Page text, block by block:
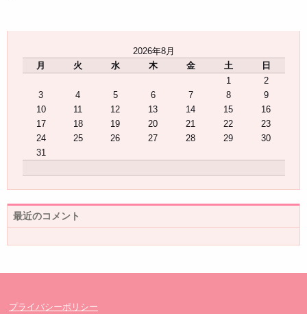
2026年8月
月
火 水 木 金 土
日
1
2
3
4 5 6 7 8
9
10
11 12 13 14 15
16
17
18 19 20 21 22
23
24
25 26 27 28 29
30
31
最近のコメント
プライバシーポリシー